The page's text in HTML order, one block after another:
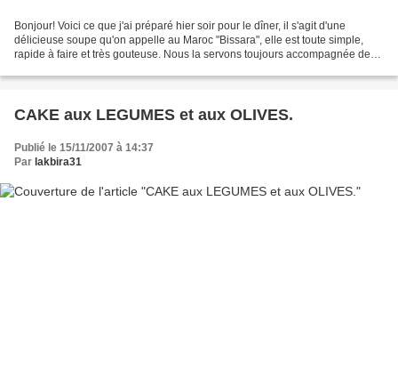
Bonjour! Voici ce que j'ai préparé hier soir pour le dîner, il s'agit d'une
délicieuse soupe qu'on appelle au Maroc "Bissara", elle est toute simple,
rapide à faire et très gouteuse. Nous la servons toujours accompagnée de
CAKE aux LEGUMES et aux OLIVES.
Publié le 15/11/2007 à 14:37
Par lakbira31